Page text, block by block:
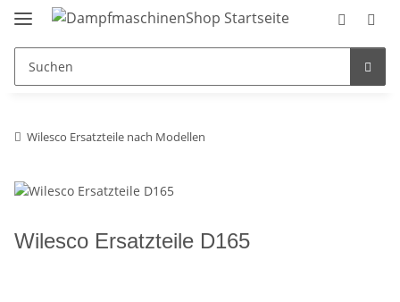
Wilesco Ersatzteile nach Modellen
Wilesco Ersatzteile D165